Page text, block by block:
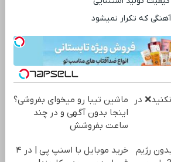
آهنگی که تکرار نمیشود
در
ماشین تیبا رو میخوای بفروشی؟
اینجا بدون آگهی و در چند
ساعت بفروشش
رژیم
خرید موبایل با اسنپ پی | در ۴